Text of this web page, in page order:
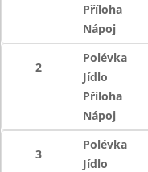
Příloha
Nápoj
2
Polévka
Jídlo
Příloha
Nápoj
3
Polévka
Jídlo